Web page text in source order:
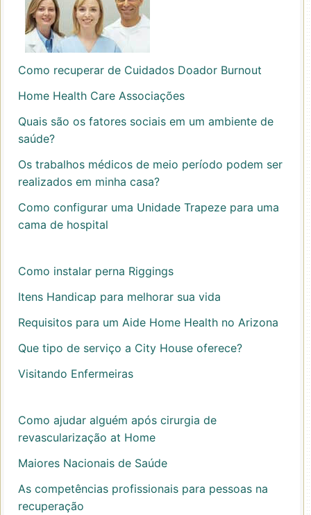
Como recuperar de Cuidados Doador Burnout
Home Health Care Associações
Quais são os fatores sociais em um ambiente de
saúde?
Os trabalhos médicos de meio período podem ser
realizados em minha casa?
Como configurar uma Unidade Trapeze para uma
cama de hospital
Como instalar perna Riggings
Itens Handicap para melhorar sua vida
Requisitos para um Aide Home Health no Arizona
Que tipo de serviço a City House oferece?
Visitando Enfermeiras
Como ajudar alguém após cirurgia de
revascularização at Home
Maiores Nacionais de Saúde
As competências profissionais para pessoas na
recuperação